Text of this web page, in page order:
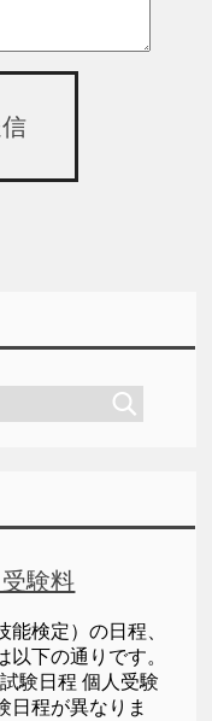
験料
能検定）の日程、
以下の通りです。
験日程 個人受験
日程が異なりま